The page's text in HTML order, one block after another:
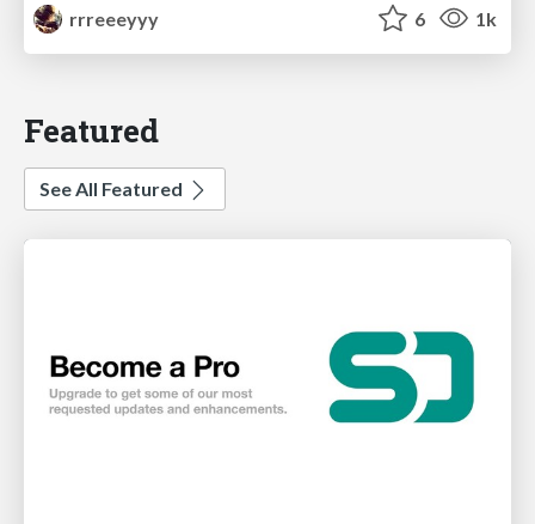
rrreeeyyy
6 1k
Featured
See All Featured